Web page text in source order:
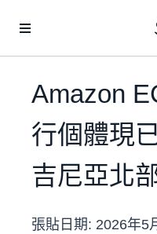
Amazon
行個體現
吉尼亞北
張貼日期: 2026年5